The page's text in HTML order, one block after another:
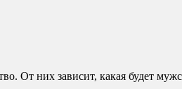
От них зависит, какая будет